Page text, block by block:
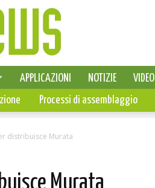
APPLICAZIONI NOTIZIE
VIDEO
Processi di assemblaggio
distribuisce Murata
Murata